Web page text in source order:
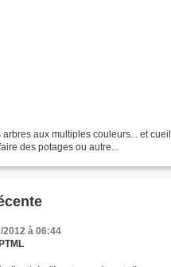
aux multiples couleurs... et
des potages ou autre...
2012 à 06:44